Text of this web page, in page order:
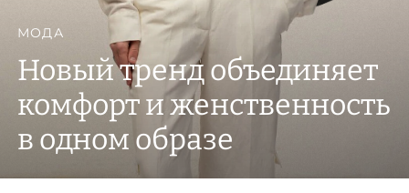
МОДА
Новый тренд объединяет
комфорт и женственность
в одном образе